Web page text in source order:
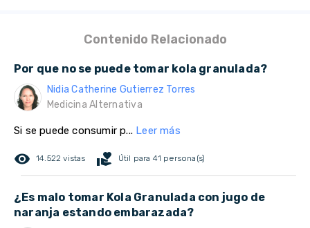
Contenido Relacionado
Por que no se puede tomar kola granulada?
Nidia Catherine Gutierrez Torres
Medicina Alternativa
Si se puede consumir p... Leer más
remove_red_eye 14.522 vistas volunteer_activism Útil para 41 persona(s)
¿Es malo tomar Kola Granulada con jugo de
naranja estando embarazada?